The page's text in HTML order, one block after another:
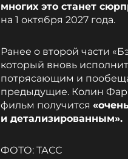
многих это станет
на 1 октября 2027 года.
Ранее о второй части
который вновь
потрясающим и
предыдущие. Колин
фильм получится
и детализированным».
ФОТО: ТАСС